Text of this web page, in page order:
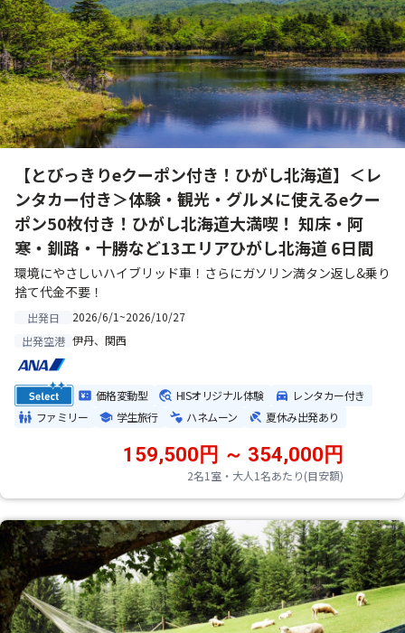
【とびっきりeクーポン付き！ひがし北海道】＜レ
ンタカー付き＞体験・観光・グルメに使えるeクー
ポン50枚付き！ひがし北海道大満喫！ 知床・阿
寒・釧路・十勝など13エリアひがし北海道 6日間
環境にやさしいハイブリッド車！さらにガソリン満タン返し&乗り
捨て代金不要！
出発日
2026/6/1~2026/10/27
出発空港 伊丹、関西
価格変動型 HISオリジナル体験
レンタカー付き
ファミリー
学生旅行 ハネムーン 夏休み出発あり
2名1室・大人1名あたり(目安額)
159,500円 ～ 354,000円